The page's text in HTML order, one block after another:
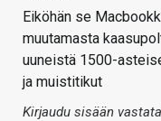
Eiköhän se
muutamasta
uuneistä 1500-
ja muistitikut
Kirjaudu sisään